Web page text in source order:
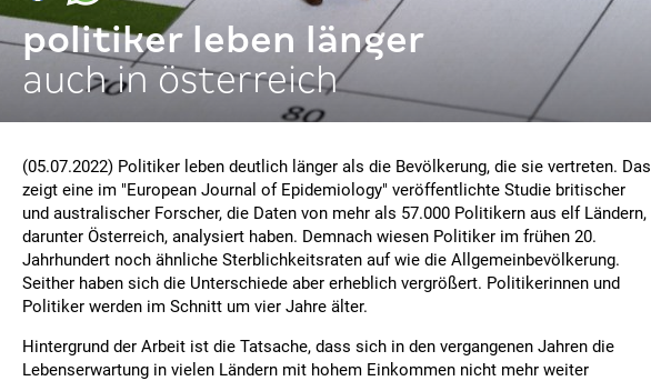
politiker leben länger
auch in österreich
(05.07.2022) Politiker leben deutlich länger als die Bevölkerung, die sie vertreten. Das
zeigt eine im "European Journal of Epidemiology" veröffentlichte Studie britischer
und australischer Forscher, die Daten von mehr als 57.000 Politikern aus elf Ländern,
darunter Österreich, analysiert haben. Demnach wiesen Politiker im frühen 20.
Jahrhundert noch ähnliche Sterblichkeitsraten auf wie die Allgemeinbevölkerung.
Seither haben sich die Unterschiede aber erheblich vergrößert. Politikerinnen und
Politiker werden im Schnitt um vier Jahre älter.
Hintergrund der Arbeit ist die Tatsache, dass sich in den vergangenen Jahren die
Lebenserwartung in vielen Ländern mit hohem Einkommen nicht mehr weiter